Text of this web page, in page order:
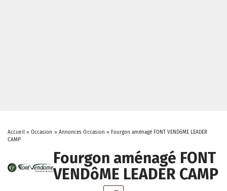
Accueil» Occasion » Annonces Occasion » Fourgon aménagé FONT VENDôME LEADER
CAMP
Fourgon aménagé FONT
VENDôME LEADER CAMP